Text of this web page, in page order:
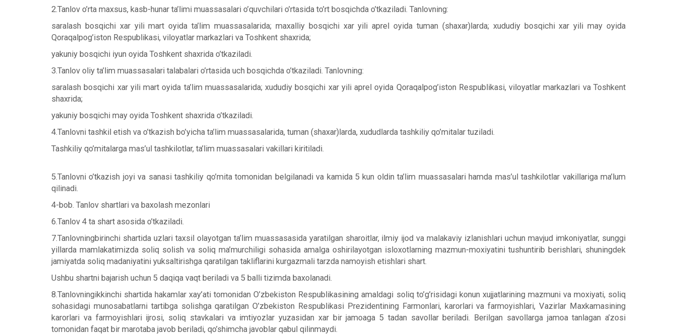
2.Tanlov o’rta maxsus, kasb-hunar ta’limi muassasalari o’quvchilari o’rtasida to’rt bosqichda o’tkaziladi. Tanlovning:
saralash bosqichi xar yili mart oyida ta’lim muassasalarida; maxalliy bosqichi xar yili aprel oyida tuman (shaxar)larda; xududiy bosqichi xar yili may oyida
Qoraqalpog’iston Respublikasi, viloyatlar markazlari va Toshkent shaxrida;
yakuniy bosqichi iyun oyida Toshkent shaxrida o’tkaziladi.
3.Tanlov oliy ta’lim muassasalari talabalari o’rtasida uch bosqichda o’tkaziladi. Tanlovning:
saralash bosqichi xar yili mart oyida ta’lim muassasalarida; xududiy bosqichi xar yili aprel oyida Qoraqalpog’iston Respublikasi, viloyatlar markazlari va Toshkent
shaxrida;
yakuniy bosqichi may oyida Toshkent shaxrida o’tkaziladi.
4.Tanlovni tashkil etish va o’tkazish bo’yicha ta’lim muassasalarida, tuman (shaxar)larda, xududlarda tashkiliy qo’mitalar tuziladi.
Tashkiliy qo’mitalarga mas’ul tashkilotlar, ta’lim muassasalari vakillari kiritiladi.
5.Tanlovni o’tkazish joyi va sanasi tashkiliy qo’mita tomonidan belgilanadi va kamida 5 kun oldin ta’lim muassasalari hamda mas’ul tashkilotlar vakillariga ma’lum
qilinadi.
4-bob. Tanlov shartlari va baxolash mezonlari
6.Tanlov 4 ta shart asosida o’tkaziladi.
7.Tanlovningbirinchi shartida uzlari taxsil olayotgan ta’lim muassasasida yaratilgan sharoitlar, ilmiy ijod va malakaviy izlanishlari uchun mavjud imkoniyatlar, sunggi
yillarda mamlakatimizda soliq solish va soliq ma’murchiligi sohasida amalga oshirilayotgan isloxotlarning mazmun-moxiyatini tushuntirib berishlari, shuningdek
jamiyatda soliq madaniyatini yuksaltirishga qaratilgan takliflarini kurgazmali tarzda namoyish etishlari shart.
Ushbu shartni bajarish uchun 5 daqiqa vaqt beriladi va 5 balli tizimda baxolanadi.
8.Tanlovningikkinchi shartida hakamlar xay’ati tomonidan O’zbekiston Respublikasining amaldagi soliq to’g’risidagi konun xujjatlarining mazmuni va moxiyati, soliq
sohasidagi munosabatlarni tartibga solishga qaratilgan O’zbekiston Respublikasi Prezidentining Farmonlari, karorlari va farmoyishlari, Vazirlar Maxkamasining
karorlari va farmoyishlari ijrosi, soliq stavkalari va imtiyozlar yuzasidan xar bir jamoaga 5 tadan savollar beriladi. Berilgan savollarga jamoa tanlagan a’zosi
tomonidan faqat bir marotaba javob beriladi, qo’shimcha javoblar qabul qilinmaydi.